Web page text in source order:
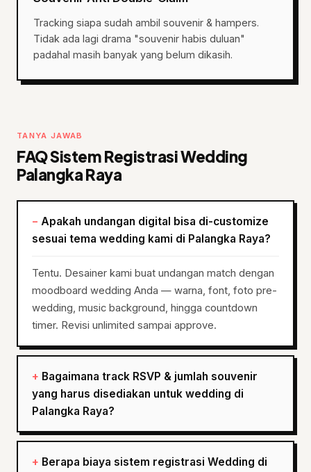
Tracking siapa sudah ambil souvenir & hampers.
Tidak ada lagi drama "souvenir habis duluan"
padahal masih banyak yang belum dikasih.
TANYA JAWAB
FAQ Sistem Registrasi Wedding
Palangka Raya
Apakah undangan digital bisa di-customize
sesuai tema wedding kami di Palangka Raya?
Tentu. Desainer kami buat undangan match dengan
moodboard wedding Anda — warna, font, foto pre-
wedding, music background, hingga countdown
timer. Revisi unlimited sampai approve.
Bagaimana track RSVP & jumlah souvenir
yang harus disediakan untuk wedding di
Palangka Raya?
Berapa biaya sistem registrasi Wedding di